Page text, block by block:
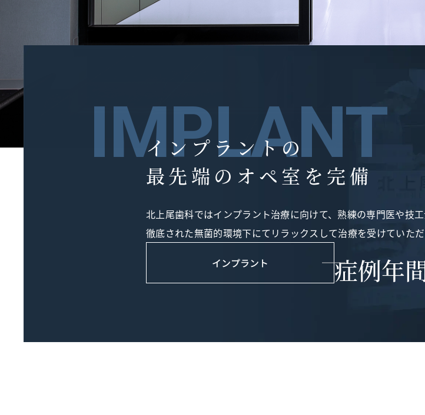
IMPLANT
インプラントの
最先端のオペ室を完備
北上尾歯科ではインプラント治療に向けて、熟練の専門医や技
徹底された無菌的環境下にてリラックスして治療を受けていただ
インプラント 症例年